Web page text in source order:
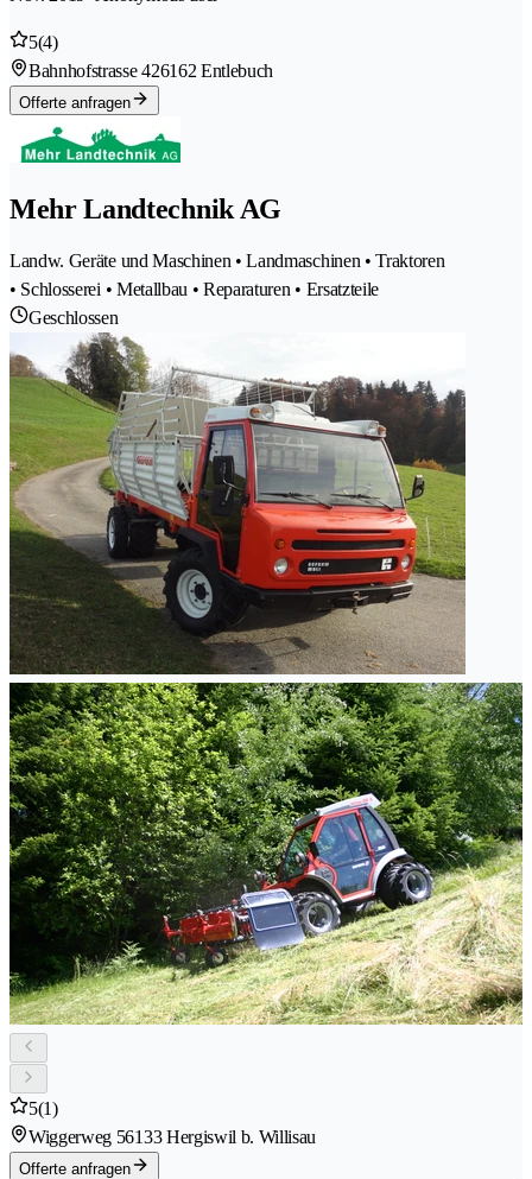
5(4)
Bahnhofstrasse 426162 Entlebuch
Offerte anfragen
Mehr Landtechnik AG
Landw. Geräte und Maschinen • Landmaschinen • Traktoren
• Schlosserei • Metallbau • Reparaturen • Ersatzteile
Geschlossen
5(1)
Wiggerweg 56133 Hergiswil b. Willisau
Offerte anfragen